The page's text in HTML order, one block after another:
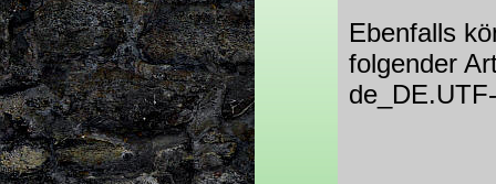
Ebenfalls
folgender